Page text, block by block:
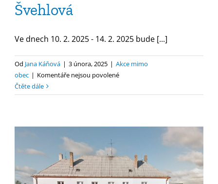
Švehlová
Ve dnech 10. 2. 2025 - 14. 2. 2025 bude [...]
Od Jana Káňová | 3 února, 2025 | Akce mimo
obec | Komentáře nejsou povolenéu
s
MUDr.
Švehlová
Čtěte dále